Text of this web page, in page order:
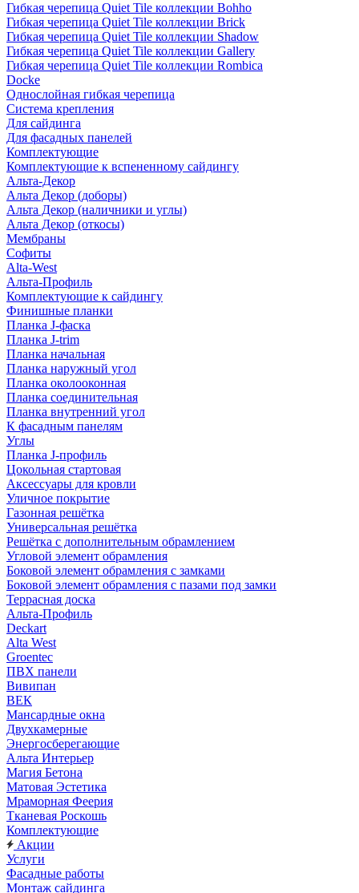
Гибкая черепица Quiet Tile коллекции Bohho
Гибкая черепица Quiet Tile коллекции Brick
Гибкая черепица Quiet Tile коллекции Shadow
Гибкая черепица Quiet Tile коллекции Gallery
Гибкая черепица Quiet Tile коллекции Rombica
Docke
Однослойная гибкая черепица
Система крепления
Для сайдинга
Для фасадных панелей
Комплектующие
Комплектующие к вспененному сайдингу
Альта-Декор
Альта Декор (доборы)
Альта Декор (наличники и углы)
Альта Декор (откосы)
Мембраны
Софиты
Alta-West
Альта-Профиль
Комплектующие к сайдингу
Финишные планки
Планка J-фаска
Планка J-trim
Планка начальная
Планка наружный угол
Планка околооконная
Планка соединительная
Планка внутренний угол
К фасадным панелям
Углы
Планка J-профиль
Цокольная стартовая
Аксессуары для кровли
Уличное покрытие
Газонная решётка
Универсальная решётка
Решётка с дополнительным обрамлением
Угловой элемент обрамления
Боковой элемент обрамления с замками
Боковой элемент обрамления с пазами под замки
Террасная доска
Альта-Профиль
Deckart
Alta West
Groentec
ПВХ панели
Вивипан
ВЕК
Мансардные окна
Двухкамерные
Энергосберегающие
Альта Интерьер
Магия Бетона
Матовая Эстетика
Мраморная Феерия
Тканевая Роскошь
Комплектующие
Акции
Услуги
Фасадные работы
Монтаж сайдинга